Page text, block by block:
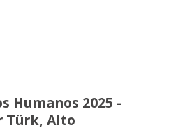
Humanos 2025 -
Türk, Alto